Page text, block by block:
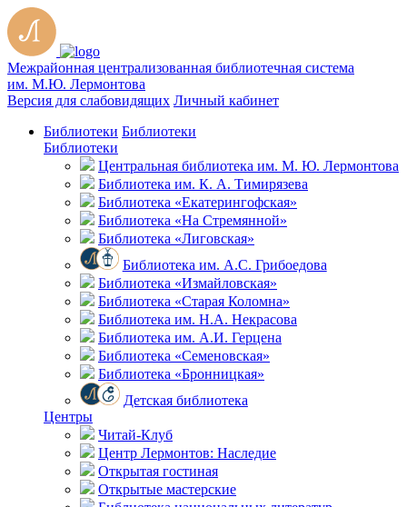
Межрайонная централизованная библиотечная система
им. М.Ю. Лермонтова
Версия для слабовидящих Личный кабинет
Библиотеки Библиотеки
Библиотеки
Центральная библиотека им. М. Ю. Лермонтова
Библиотека им. К. А. Тимирязева
Библиотека «Екатерингофская»
Библиотека «На Стремянной»
Библиотека «Лиговская»
Библиотека им. А.С. Грибоедова
Библиотека «Измайловская»
Библиотека «Старая Коломна»
Библиотека им. Н.А. Некрасова
Библиотека им. А.И. Герцена
Библиотека «Семеновская»
Библиотека «Бронницкая»
Детская библиотека
Центры
Читай-Клуб
Центр Лермонтов: Наследие
Открытая гостиная
Открытые мастерские